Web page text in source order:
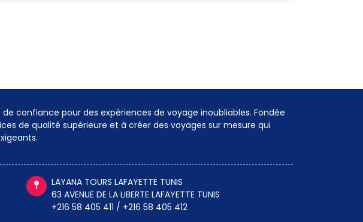
de confiance pour des expériences de voyage inoubliables. Fondée
de qualité supérieure et à créer des voyages sur mesure qui
LAYANA TOURS LAFAYETTE TUNIS
63 AVENUE DE LA LIBERTE LAFAYETTE TUNIS
+216 58 405 411 / +216 58 405 412